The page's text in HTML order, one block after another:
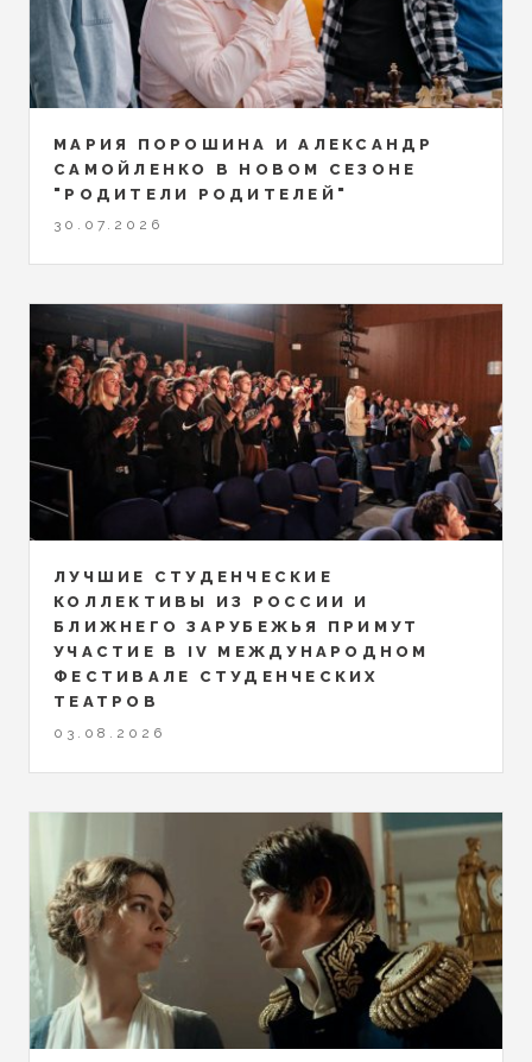
МАРИЯ ПОРОШИНА И АЛЕКСАНДР
САМОЙЛЕНКО В НОВОМ СЕЗОНЕ
"РОДИТЕЛИ РОДИТЕЛЕЙ"
30.07.2026
ЛУЧШИЕ СТУДЕНЧЕСКИЕ
КОЛЛЕКТИВЫ ИЗ РОССИИ И
БЛИЖНЕГО ЗАРУБЕЖЬЯ ПРИМУТ
УЧАСТИЕ В IV МЕЖДУНАРОДНОМ
ФЕСТИВАЛЕ СТУДЕНЧЕСКИХ
ТЕАТРОВ
03.08.2026